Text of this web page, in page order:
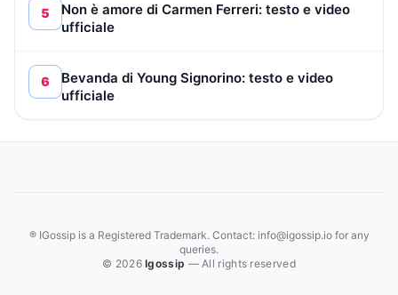
5
Non è amore di Carmen Ferreri: testo e video
ufficiale
6
Bevanda di Young Signorino: testo e video
ufficiale
® IGossip is a Registered Trademark. Contact: info@igossip.io for any
queries.
© 2026Igossip — All rights reserved